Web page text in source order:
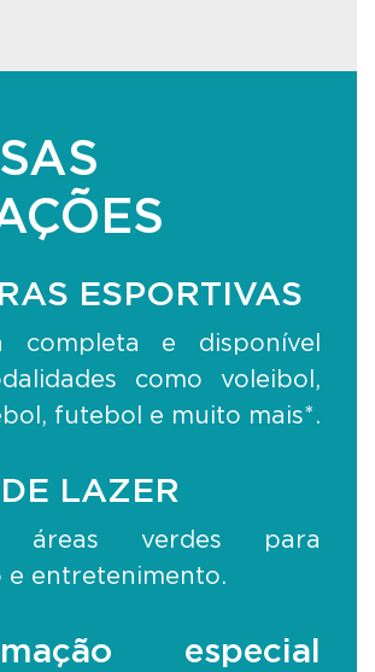
ESPORTIVAS
completa e disponível
como voleibol,
futebol e muito mais*.
LAZER
áreas verdes para
e entretenimento.
especial